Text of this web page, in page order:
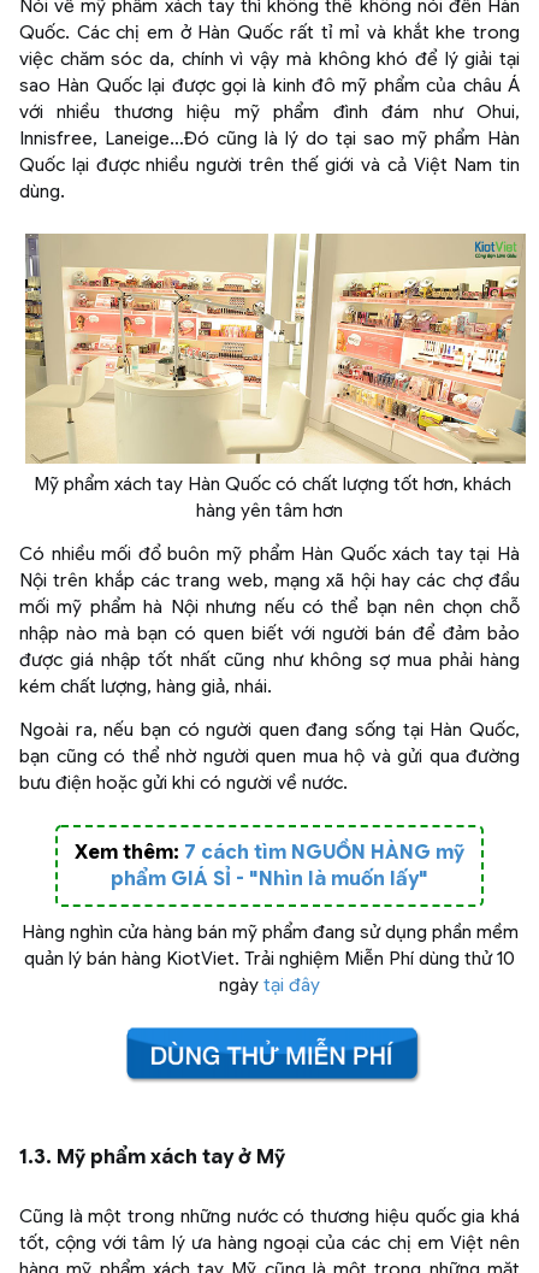
Nói về mỹ phẩm xách tay thì không thể không nói đến Hàn
Quốc. Các chị em ở Hàn Quốc rất tỉ mỉ và khắt khe trong
việc chăm sóc da, chính vì vậy mà không khó để lý giải tại
sao Hàn Quốc lại được gọi là kinh đô mỹ phẩm của châu Á
với nhiều thương hiệu mỹ phẩm đình đám như Ohui,
Innisfree, Laneige…Đó cũng là lý do tại sao mỹ phẩm Hàn
Quốc lại được nhiều người trên thế giới và cả Việt Nam tin
dùng.
Mỹ phẩm xách tay Hàn Quốc có chất lượng tốt hơn, khách
hàng yên tâm hơn
Có nhiều mối đổ buôn mỹ phẩm Hàn Quốc xách tay tại Hà
Nội trên khắp các trang web, mạng xã hội hay các chợ đầu
mối mỹ phẩm hà Nội nhưng nếu có thể bạn nên chọn chỗ
nhập nào mà bạn có quen biết với người bán để đảm bảo
được giá nhập tốt nhất cũng như không sợ mua phải hàng
kém chất lượng, hàng giả, nhái.
Ngoài ra, nếu bạn có người quen đang sống tại Hàn Quốc,
bạn cũng có thể nhờ người quen mua hộ và gửi qua đường
bưu điện hoặc gửi khi có người về nước.
Xem thêm: 7 cách tìm NGUỒN HÀNG mỹ
phẩm GIÁ SỈ - "Nhìn là muốn lấy"
Hàng nghìn cửa hàng bán mỹ phẩm đang sử dụng phần mềm
quản lý bán hàng KiotViet. Trải nghiệm Miễn Phí dùng thử 10
ngày tại đây
1.3. Mỹ phẩm xách tay ở Mỹ
Cũng là một trong những nước có thương hiệu quốc gia khá
tốt, cộng với tâm lý ưa hàng ngoại của các chị em Việt nên